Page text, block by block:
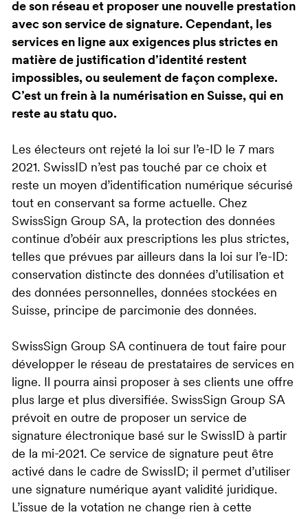
de son réseau et proposer une nouvelle prestation
avec son service de signature. Cependant, les
services en ligne aux exigences plus strictes en
matière de justification d’identité restent
impossibles, ou seulement de façon complexe.
C’est un frein à la numérisation en Suisse, qui en
reste au statu quo.
Les électeurs ont rejeté la loi sur l’e-ID le 7 mars
2021. SwissID n’est pas touché par ce choix et
reste un moyen d’identification numérique sécurisé
tout en conservant sa forme actuelle. Chez
SwissSign Group SA, la protection des données
continue d’obéir aux prescriptions les plus strictes,
telles que prévues par ailleurs dans la loi sur l’e-ID:
conservation distincte des données d’utilisation et
des données personnelles, données stockées en
Suisse, principe de parcimonie des données.
SwissSign Group SA continuera de tout faire pour
développer le réseau de prestataires de services en
ligne. Il pourra ainsi proposer à ses clients une offre
plus large et plus diversifiée. SwissSign Group SA
prévoit en outre de proposer un service de
signature électronique basé sur le SwissID à partir
de la mi-2021. Ce service de signature peut être
activé dans le cadre de SwissID; il permet d’utiliser
une signature numérique ayant validité juridique.
L’issue de la votation ne change rien à cette